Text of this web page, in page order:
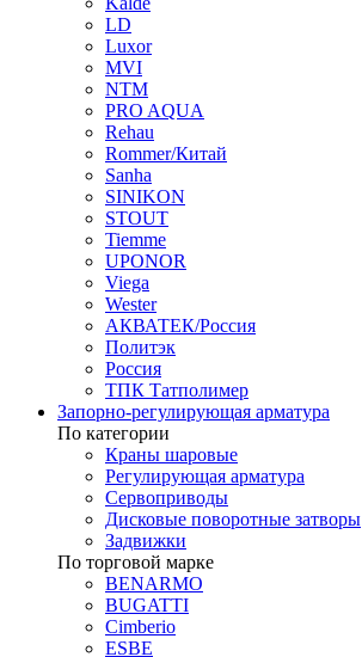
LD
Luxor
MVI
NTM
PRO AQUA
Rehau
Rommer/Китай
Sanha
SINIKON
STOUT
Tiemme
UPONOR
Viega
Wester
АКВАТЕК/Россия
Политэк
Россия
ТПК Татполимер
Запорно-регулирующая арматура
По категории
Краны шаровые
Регулирующая арматура
Сервоприводы
Дисковые поворотные затворы
Задвижки
По торговой марке
BENARMO
BUGATTI
Cimberio
ESBE